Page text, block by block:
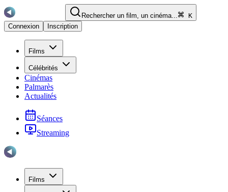
Rechercher un film, un cinéma...
K
Connexion
Inscription
Films
Célébrités
Cinémas
Palmarès
Actualités
Séances
Streaming
Films